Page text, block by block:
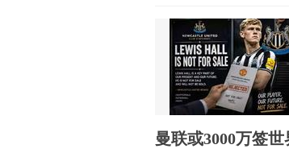
曼联或3000万签